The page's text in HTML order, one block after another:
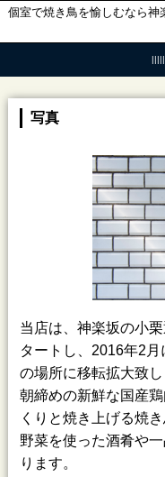
個室で焼き鳥を愉しむなら神
写真
当店は、神楽坂の小
タートし、2016年2
の場所に移転拡大致し
朝締めの新鮮な国産
くりと焼き上げる焼
野菜を使った酒肴や
ります。